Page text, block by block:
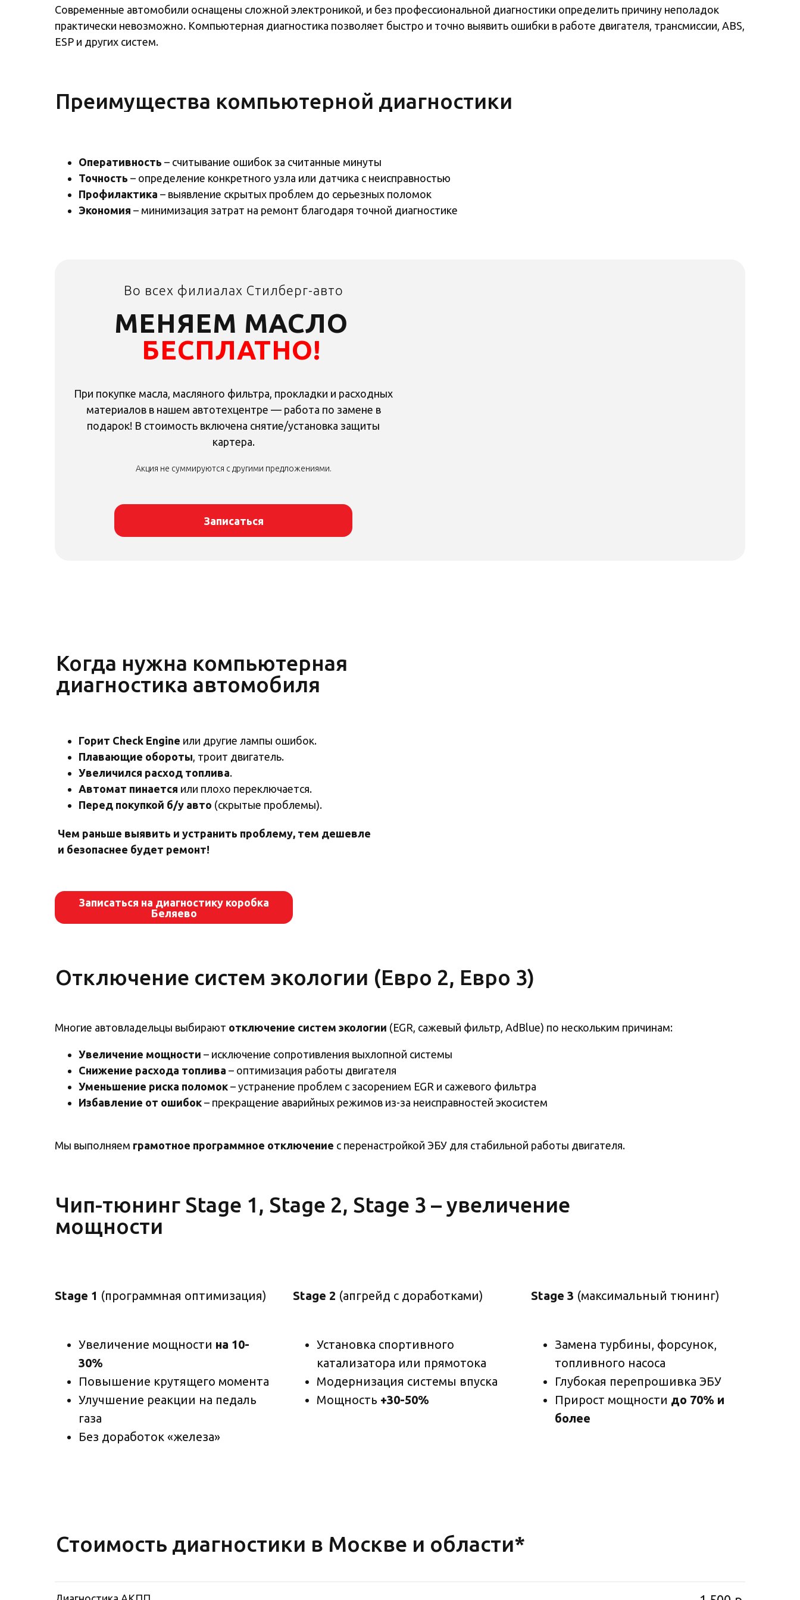
Современные автомобили оснащены сложной электроникой, и без профессиональной диагностики определить причину неполадок
практически невозможно. Компьютерная диагностика позволяет быстро и точно выявить ошибки в работе двигателя, трансмиссии, ABS,
ESP и других систем.
Преимущества компьютерной диагностики
Оперативность – считывание ошибок за считанные минуты
Точность – определение конкретного узла или датчика с неисправностью
Профилактика – выявление скрытых проблем до серьезных поломок
Экономия – минимизация затрат на ремонт благодаря точной диагностике
Акция не суммируются с другими предложениями.
При покупке масла, масляного фильтра, прокладки и расходных
материалов в нашем автотехцентре — работа по замене в
подарок! В стоимость включена снятие/установка защиты
картера.
Акция не суммируются с другими предложениями.
Записаться
Во всех филиалах Стилберг-авто
МЕНЯЕМ МАСЛО
БЕСПЛАТНО!
Когда нужна компьютерная
диагностика автомобиля
Чем раньше выя вить и устранить проблему, тем дешевле
и безопаснее будет ремонт!
Горит Check Engine или другие лампы ошибок.
Плавающие обороты, троит двигатель.
Увеличился расход топлива.
Автомат пинается или плохо переключается.
Перед покупкой б/у авто (скрытые проблемы).
Записаться на диагностику коробка
Беляево
Отключение систем экологии (Евро 2, Евро 3)
Многие автовладельцы выбирают отключение систем экологии (EGR, сажевый фильтр, AdBlue) по нескольким причинам:
Увеличение мощности – исключение сопротивления выхлопной системы
Снижение расхода топлива – оптимизация работы двигателя
Уменьшение риска поломок – устранение проблем с засорением EGR и сажевого фильтра
Избавление от ошибок – прекращение аварийных режимов из-за неисправностей экосистем
Мы выполняем грамотное программное отключение с перенастройкой ЭБУ для стабильной работы двигателя.
Чип-тюнинг Stage 1, Stage 2, Stage 3 – увеличение
мощности
Stage 1 (программная оптимизация)
Увеличение мощности на 10-
30%
Повышение крутящего момента
Улучшение реакции на педаль
газа
Без доработок «железа»
Stage 2 (апгрейд с доработками)
Установка спортивного
катализатора или прямотока
Модернизация системы впуска
Мощность +30-50%
Stage 3 (максимальный тюнинг)
Замена турбины, форсунок,
топливного насоса
Глубокая перепрошивка ЭБУ
Прирост мощности до 70% и
более
Стоимость диагностики в Москве и области*